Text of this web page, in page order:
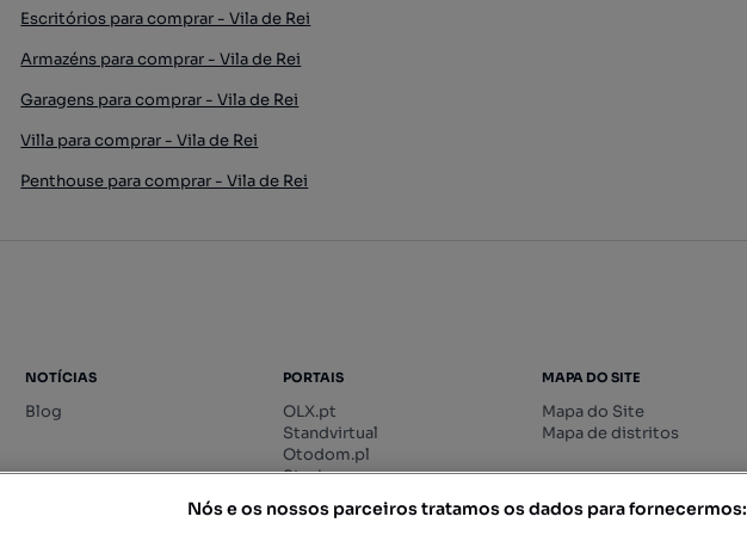
Escritórios para comprar - Vila de Rei
Armazéns para comprar - Vila de Rei
Garagens para comprar - Vila de Rei
Villa para comprar - Vila de Rei
Penthouse para comprar - Vila de Rei
NOTÍCIAS
Blog
PORTAIS
OLX.pt
Standvirtual
Otodom.pl
Storia.ro
MAPA DO SITE
Mapa do Site
Mapa de distritos
Nós e os nossos parceiros tratamos os dados para fornecermos: